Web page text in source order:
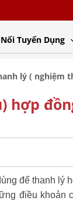
Tuyển Dụng
lý ( nghiệm
hợp
để thanh lý
điều